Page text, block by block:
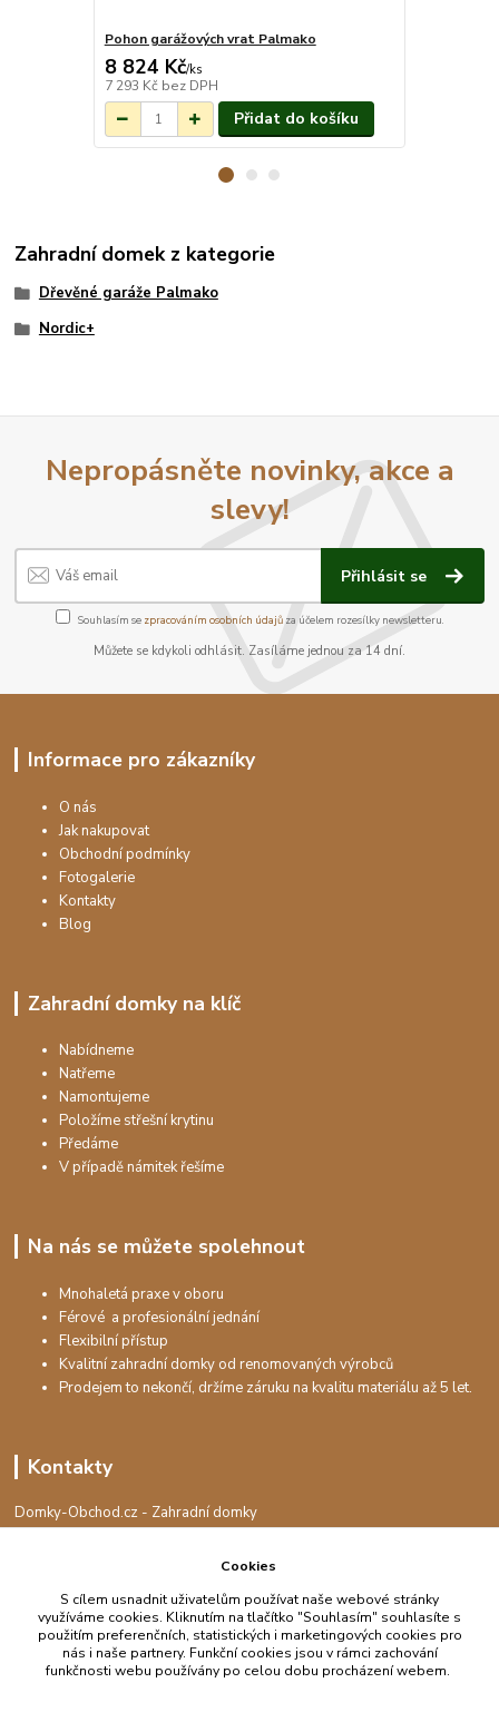
Pohon garážových vrat Palmako
8 824 Kč/ks
7 293 Kč bez DPH
Přidat do košíku
Zahradní domek z kategorie
Dřevěné garáže Palmako
Nordic+
Nepropásněte novinky, akce a
slevy!
Přihlásit se
Souhlasím se zpracováním osobních údajůza účelem rozesílky newsletteru.
Můžete se kdykoli odhlásit. Zasíláme jednou za 14 dní.
Informace pro zákazníky
O nás
Jak nakupovat
Obchodní podmínky
Fotogalerie
Kontakty
Blog
Zahradní domky na klíč
Nabídneme
Natřeme
Namontujeme
Položíme střešní krytinu
Předáme
V případě námitek řešíme
Na nás se můžete spolehnout
Mnohaletá praxe v oboru
Férové a profesionální jednání
Flexibilní přístup
Kvalitní zahradní domky od renomovaných výrobců
Prodejem to nekončí, držíme záruku na kvalitu materiálu až 5 let.
Kontakty
Domky-Obchod.cz - Zahradní domky
+420 730 501 925
info@domky-obchod.cz
Cookies
S cílem usnadnit uživatelům používat naše webové stránky
využíváme cookies. Kliknutím na tlačítko "Souhlasím" souhlasíte s
použitím preferenčních, statistických i marketingových cookies pro
nás i naše partnery. Funkční cookies jsou v rámci zachování
funkčnosti webu používány po celou dobu procházení webem.